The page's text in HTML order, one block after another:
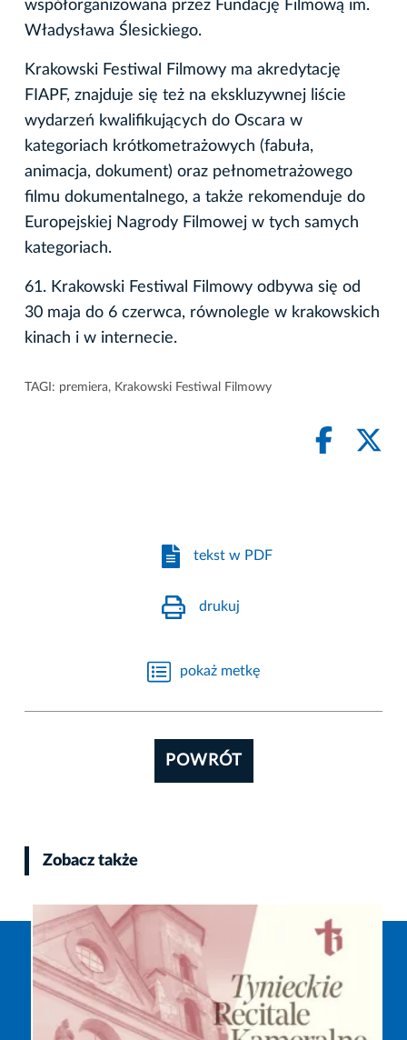
współorganizowana przez Fundację Filmową im.
Władysława Ślesickiego.
Krakowski Festiwal Filmowy ma akredytację
FIAPF, znajduje się też na ekskluzywnej liście
wydarzeń kwalifikujących do Oscara w
kategoriach krótkometrażowych (fabuła,
animacja, dokument) oraz pełnometrażowego
filmu dokumentalnego, a także rekomenduje do
Europejskiej Nagrody Filmowej w tych samych
kategoriach.
61. Krakowski Festiwal Filmowy odbywa się od
30 maja do 6 czerwca, równolegle w krakowskich
kinach i w internecie.
TAGI: premiera, Krakowski Festiwal Filmowy
tekst w PDF
drukuj
pokaż metkę
POWRÓT
Zobacz także